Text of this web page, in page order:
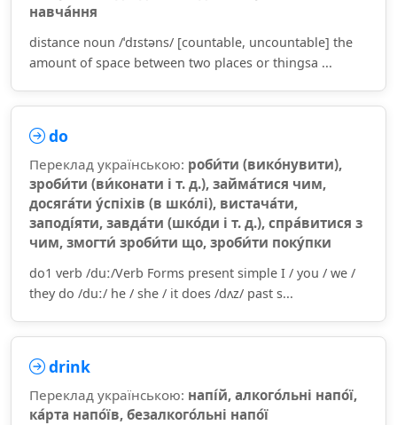
навча́ння
distance noun /ˈdɪstəns/ [countable, uncountable] the
amount of space between two places or thingsa ...
do
Переклад українською: роби́ти (вико́нувити),
зроби́ти (ви́конати і т. д.), займа́тися чим,
досяга́ти у́спіхів (в шко́лі), вистача́ти,
заподі́яти, завда́ти (шко́ди і т. д.), спра́витися з
чим, змогти́ зроби́ти що, зроби́ти поку́пки
do1 verb /duː/Verb Forms present simple I / you / we /
they do /duː/ he / she / it does /dʌz/ past s...
drink
Переклад українською: напі́й, алкого́льні напо́ї,
ка́рта напо́їв, безалкого́льні напо́ї